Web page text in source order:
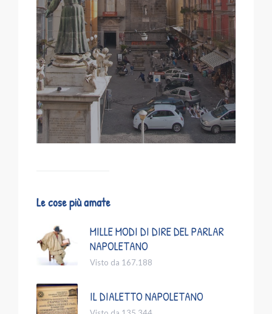
Le cose più amate
MILLE MODI DI DIRE DEL PARLAR
NAPOLETANO
Visto da 167.188
IL DIALETTO NAPOLETANO